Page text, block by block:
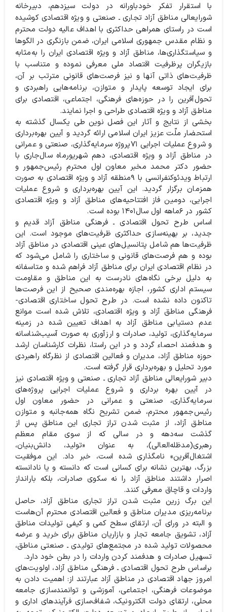
با استقرار تفکر خودباورانه در دولت سیزدهم، دبیرخانه
شورایعالی مناطق آزاد تجاری ـ صنعتی و ویژه اقتصادی کوشیده‌
است در راستای همراهی حداکثری با اهداف عالیه‌ دولت محترم
و نظام مقدس جمهوری اسلامی ایران، ضمن بازنگری در الگوها
و سیاستگذاری‌ها، مناطق آزاد و ویژه اقتصادی ایران را به‌مثابه
بازیگران پرظرفیت اقتصاد ملی معرفی نموده و متناسب با
ظرفیت‌های ذاتی آنها و نیز فرصت‌های قانونی مترتب بر آن،
برای ایجاد توسعه پایدار و متوازن، برنامه‌هایی راهبردی و
تحول‌آفرین را در حوزه‌های فرهنگی، اجتماعی، اقتصادی برای
مناطق آزاد و ویژه اقتصادی طراحی و اجرا نمایند.
بخشی از نتایج و آثار این فصل نوین طی یکسال گذشته به
استحضار ملّت عزیز ایران اسلامی ارائه گردید و آیین بهره‌برداری
و شروع عملیات اجرایی ۷۱پروژه سرمایه‌گذاری، صنعتی و عمرانی
در مناطق آزاد و ویژه اقتصادی، دهم شهریورماه سال‌جاری با
حضور دکتر محمد مخبر معاون اول محترم رئیس‌جمهور و
ارتباط ویدئوکنفرانسی با ۹منطقه آزاد و ویژه اقتصادی به صورت
همزمان برگزار گردید. این آیین بهره‌برداری و شروع عملیات
اجرایی، دومین فاز افتتاحیه‌های مناطق آزاد و ویژه اقتصادی
کشور در ۶ماهه اول سال‌۱۴۰۱ بوده است‌‌.
اساس طرح تحول اقتصادی ـ فرهنگی مناطق آزاد قدیم و
جدید، بر بهینه‌سازی حداکثری ظرفیت‌های موجود است. این
ظرفیت‌ها هم شامل پتانسیل‌های عینی اقتصادی در مناطق آزاد
بوده و هم فرصت‌های قانونی و ساختاری را شامل می‌شود که
در نظام اقتصادی ایران برای مناطق آزاد فراهم شده و متاسفانه
به دلیل برخی نگاه‌های نادرست به این مناطق و مقاومت
سیستم اداری کشور، اجازه بهره‌مندی صحیح از این فرصت‌ها
تاکنون داده نشده است. در طرح تحول ساختاری اقتصادی-‌
فرهنگی مناطق آزاد و ویژه اقتصادی، تلاش شده است موانع
عدم دستیابی مناطق آزاد به اهداف تعیین شده در زمینه
سرمایه‌گذاری، تولید، صادرات و ارزآوری به صورت آسیب‌شناسانه
و هدفمند احصاء گردد و در این راستا، نظرات کارشناسان ارشد
حوزه مناطق آزاد، مدیران و فعالین اقتصادی از نظرگاه راهبردی
مورد تحلیل و بهره‌برداری قرار گرفته است.
دبیر شورایعالی مناطق آزاد تجاری ـ صنعتی و ویژه اقتصادی نیز
در آیین بهره برداری و شروع عملیات اجرایی پروژه‌های
سرمایه‌گذاری، صنعتی و عمرانی در حضور معاون اول
رئیس‌جمهور محترم، ضمن تشریح نگاه همه‌جانبه و متوازن
مناطق آزاد، از مثبت شدن تراز تجاری این مناطق پس از
گذشت سه‌دهه و در سالی که از سوی مقام معظم
رهبری‌(مدظله‌العالی)، به عنوان «تولید، دانش‌بنیان،
اشتغال‌آفرین» نامگذاری شده است، خبر داد. این موفقیت
بزرگ، بهترین نشانه برای کسانی است که دانسته و یا نادانسته
اصرار داشتند مناطق آزاد را نه سکوی صادرات، بلکه بارانداز
واردات و قاچاق معرفی کنند.
این برگ زرین مثبت شدن تراز تجاری مناطق آزاد، حاصل
برنامه‌ریزی مدیران مناطق و فعالین اقتصادی محترم آن‌هاست
و البته در ورای آن، ارتقای سطح کمی و کیفی تولیدات مناطق
آزاد، تشویق جامعه تجار و بازاریان مناطق برای خرید و عرضه
محصولات تولید شده در مجتمع‌های تولیدی ـ صنعتی مناطق،
تسهیل صادرات و هدفمند کردن واردات را در بطن خود دارد.
براساس طرح تحول اقتصادی ـ فرهنگی مناطق آزاد، اولویت‌های
امروز جهاد اقتصادی در مناطق آزاد عبارتند از: اهمیت دادن به
موضوعات فرهنگی، اجتماعی، آموزشی و توانمندسازی جامعه
محلی، ارتقای دولت الکترونیک، شفاف‌سازی فرآیند‌های اداری و